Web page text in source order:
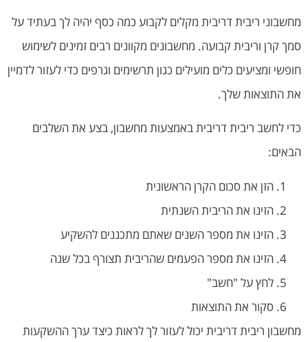
מחשבוני ריבית דריבית מקלים לקבוע כמה כסף יהיה לך בעתיד על
סמך קרן וריבית קבועה. מחשבונים מקוונים רבים זמינים לשימוש
חופשי ומציעים כלים מועילים כגון תרשימים וגרפים כדי לעזור לדמיין
את התוצאות שלך.
כדי לחשב ריבית דריבית באמצעות מחשבון, בצע את השלבים
הבאים:
הזן את סכום הקרן הראשונית
הזינו את הריבית השנתית
הזינו את מספר השנים שאתם מתכננים להשקיע
הזינו את מספר הפעמים שהריבית תצורף בכל שנה
לחץ על "חשב"
סקור את התוצאות
מחשבון ריבית דריבית יכול לעזור לך לראות כיצד ערך ההשקעות